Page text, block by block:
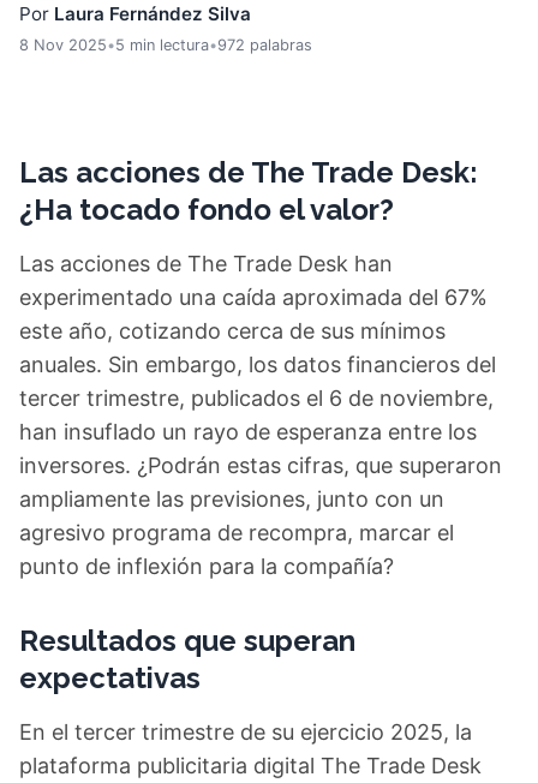
Por Laura Fernández Silva
8 Nov 2025•5 min lectura•972 palabras
Las acciones de The Trade Desk:
¿Ha tocado fondo el valor?
Las acciones de The Trade Desk han
experimentado una caída aproximada del 67%
este año, cotizando cerca de sus mínimos
anuales. Sin embargo, los datos financieros del
tercer trimestre, publicados el 6 de noviembre,
han insuflado un rayo de esperanza entre los
inversores. ¿Podrán estas cifras, que superaron
ampliamente las previsiones, junto con un
agresivo programa de recompra, marcar el
punto de inflexión para la compañía?
Resultados que superan
expectativas
En el tercer trimestre de su ejercicio 2025, la
plataforma publicitaria digital The Trade Desk